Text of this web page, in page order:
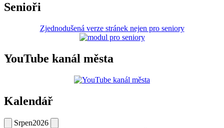
Senioři
Zjednodušená verze stránek nejen pro seniory
YouTube kanál města
Kalendář
Srpen2026